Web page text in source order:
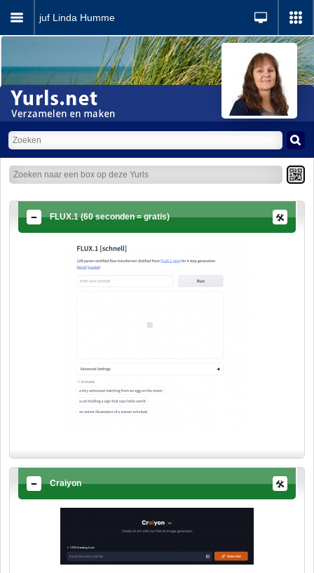
juf Linda Humme
FLUX.1 (60 seconden = gratis)
Craiyon